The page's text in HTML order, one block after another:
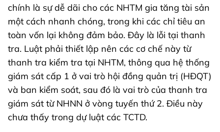
chính là sự dễ dãi cho các NHTM gia tăng tài sản
một cách nhanh chóng, trong khi các chỉ tiêu an
toàn vốn lại không đảm bảo. Đây là lỗi tại thanh
tra. Luật phải thiết lập nên các cơ chế này từ
thanh tra kiểm tra tại NHTM, thông qua hệ thống
giám sát cấp 1 ở vai trò hội đồng quản trị (HĐQT)
và ban kiểm soát, sau đó là vai trò của thanh tra
giám sát từ NHNN ở vòng tuyến thứ 2. Điều này
chưa thấy trong dự luật các TCTD.